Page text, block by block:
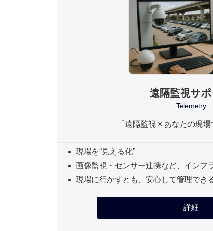
遠隔監視サポ
Telemetry
「遠隔監視 × あなたの現場
現場を“見える化”
画像監視・センサー連携など、インフ
現場に行かずとも、安心して管理でき
詳細